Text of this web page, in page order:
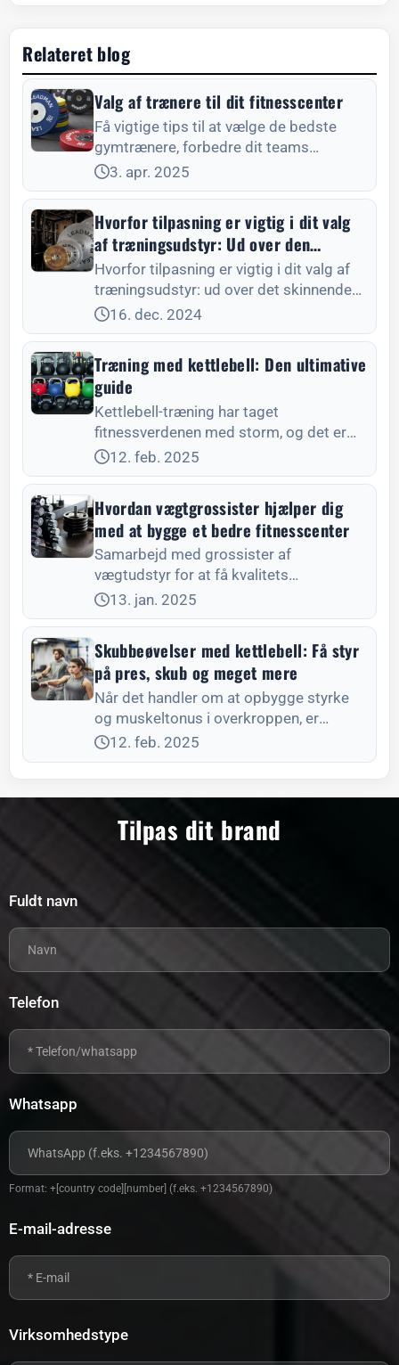
Relateret blog
Valg af trænere til dit fitnesscenter
Få vigtige tips til at vælge de bedste
gymtrænere, forbedre dit teams
færdigheder og øge kundetilfredsheden.
3. apr. 2025
Hvorfor tilpasning er vigtig i dit valg
af træningsudstyr: Ud over den
skinnende nyhed
Hvorfor tilpasning er vigtig i dit valg af
træningsudstyr: ud over det skinnende
nye. Afslør hemmeligheden bag et
fitness-setup, der passer til dine unikke
16. dec. 2024
Træning med kettlebell: Den ultimative
guide
Kettlebell-træning har taget
fitnessverdenen med storm, og det er
nemt at
12. feb. 2025
Hvordan vægtgrossister hjælper dig
med at bygge et bedre fitnesscenter
Samarbejd med grossister af
vægtudstyr for at få kvalitets
fitnessudstyr og ekspertbistand.
Leadman Fitness tilbyder
tilpasningsmuligheder til din
13. jan. 2025
Skubbeøvelser med kettlebell: Få styr
på pres, skub og meget mere
Når det handler om at opbygge styrke
og muskeltonus i overkroppen, er
kettlebel
12. feb. 2025
Tilpas dit brand
Fuldt navn
Telefon
Whatsapp
Format: +[country code][number] (f.eks. +1234567890)
E-mail-adresse
Virksomhedstype